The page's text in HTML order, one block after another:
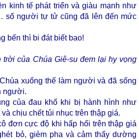
kinh tế phát triển và giàu mạnh như
số người tự tử cũng đã lên đến mức
bến thì bi đát biết bao!
trời của Chúa Giê-su đem lại hy vọng
xuống thế làm người và đã sống
người.
của đau khổ khi bị hành hình như
chịu chết tủi nhục trên thập giá.
đơn cực độ khi hấp hối trên thập giá
bỏ, gièm pha và cảm thấy dường